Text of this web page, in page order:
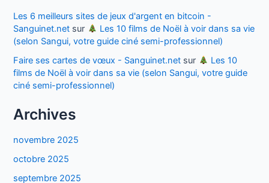
Les 6 meilleurs sites de jeux d'argent en bitcoin -
Sanguinet.net sur
Les 10 films de Noël à voir dans sa vie
(selon Sangui, votre guide ciné semi-professionnel)
Faire ses cartes de vœux - Sanguinet.net sur
Les 10
films de Noël à voir dans sa vie (selon Sangui, votre guide
ciné semi-professionnel)
Archives
novembre 2025
octobre 2025
septembre 2025